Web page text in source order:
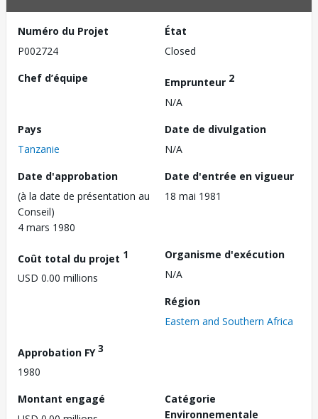
Numéro du Projet
P002724
État
Closed
Chef d’équipe
Emprunteur 2
N/A
Pays
Tanzanie
Date de divulgation
N/A
Date d'approbation
(à la date de présentation au
Conseil)
4 mars 1980
Date d'entrée en vigueur
18 mai 1981
Coût total du projet 1
USD 0.00 millions
Organisme d'exécution
N/A
Région
Eastern and Southern Africa
Approbation FY3
1980
Montant engagé
Catégorie
Environnementale